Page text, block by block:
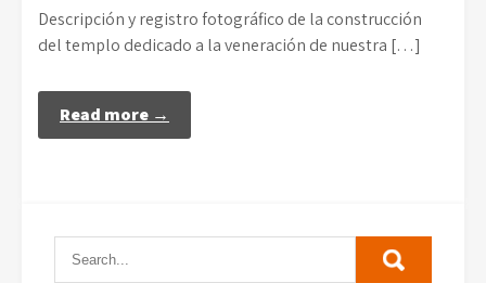
Descripción y registro fotográfico de la construcción
del templo dedicado a la veneración de nuestra […]
Read more →